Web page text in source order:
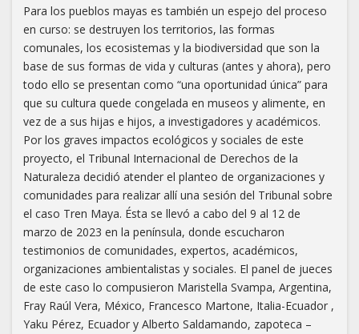
Para los pueblos mayas es también un espejo del proceso
en curso: se destruyen los territorios, las formas
comunales, los ecosistemas y la biodiversidad que son la
base de sus formas de vida y culturas (antes y ahora), pero
todo ello se presentan como “una oportunidad única” para
que su cultura quede congelada en museos y alimente, en
vez de a sus hijas e hijos, a investigadores y académicos.
Por los graves impactos ecológicos y sociales de este
proyecto, el Tribunal Internacional de Derechos de la
Naturaleza decidió atender el planteo de organizaciones y
comunidades para realizar allí una sesión del Tribunal sobre
el caso Tren Maya. Ésta se llevó a cabo del 9 al 12 de
marzo de 2023 en la península, donde escucharon
testimonios de comunidades, expertos, académicos,
organizaciones ambientalistas y sociales. El panel de jueces
de este caso lo compusieron Maristella Svampa, Argentina,
Fray Raúl Vera, México, Francesco Martone, Italia-Ecuador ,
Yaku Pérez, Ecuador y Alberto Saldamando, zapoteca –